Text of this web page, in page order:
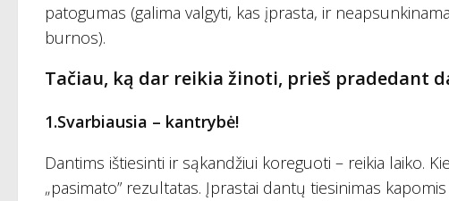
patogumas (galima valgyti, kas įprasta, ir
burnos).
Tačiau, ką dar reikia žinoti, prieš pradedant
1.Svarbiausia – kantrybė!
Dantims ištiesinti ir sąkandžiui koreguoti – reikia laiko.
„pasimato” rezultatas. Įprastai dantų tiesinimas